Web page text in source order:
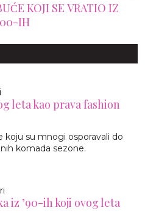
KOJI SE VRATIO IZ
IH
leta kao prava fashion
koju su mnogi osporavali do
komada sezone.
iz ’90-ih koji ovog leta